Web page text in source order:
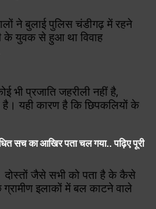
ने बुलाई पुलिस चंडीगढ़ में रहने
के युवक से हुआ था विवाह
भी प्रजाति जहरीली नहीं है,
यही कारण है कि छिपकलियों के
सच का आखिर पता चल गया.. पढ़िए पूरी
जैसे सभी को पता है के कैसे
इलाकों में बल काटने वाले